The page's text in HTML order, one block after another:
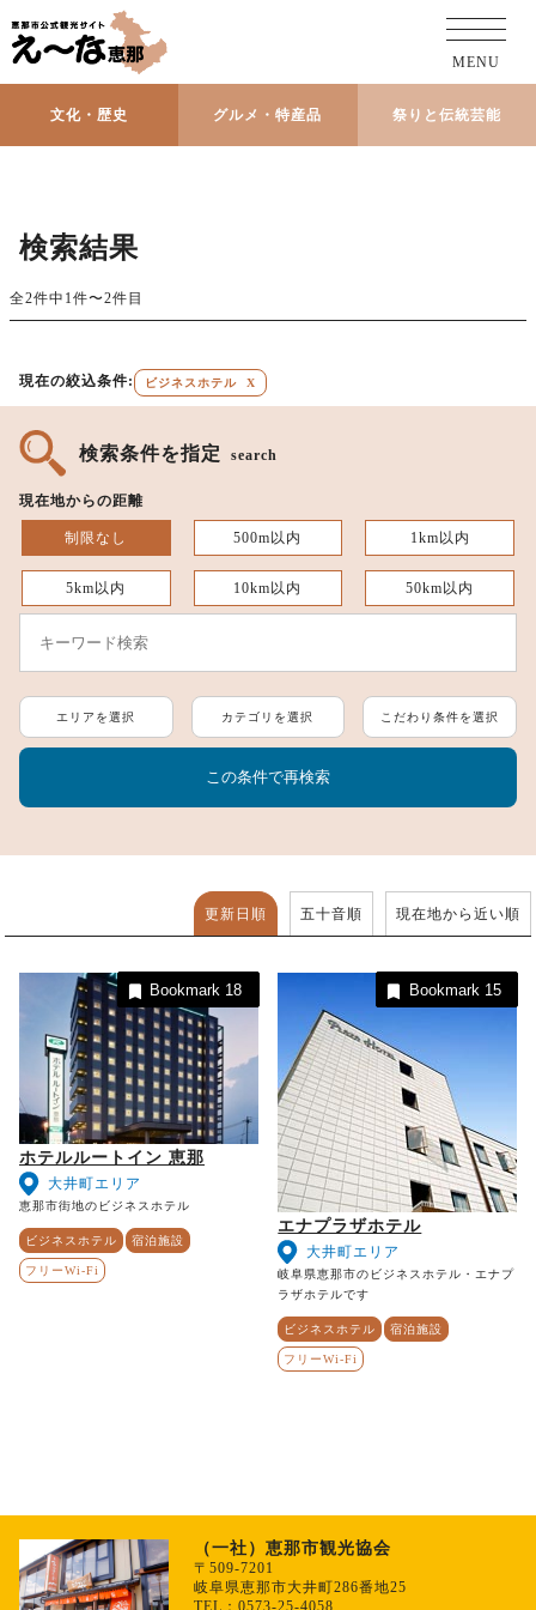
文化・歴史 グルメ・特産品 祭りと伝統芸能
MENU
検索結果
全2件中1件〜2件目
ホテルルートイン 恵那
大井町エリア
恵那市街地のビジネスホテル
ビジネスホテル 宿泊施設
フリーWi-Fi
Bookmark 18
エナプラザホテル
大井町エリア
岐阜県恵那市のビジネスホテル・エナプ
ラザホテルです
ビジネスホテル 宿泊施設
フリーWi-Fi
Bookmark 15
現在の絞込条件: ビジネスホテル X
検索条件を指定 search
現在地からの距離
制限なし 500m以内 1km以内
5km以内 10km以内 50km以内
エリアを選択 カテゴリを選択 こだわり条件を選択
更新日順 五十音順 現在地から近い順
（一社）恵那市観光協会
〒509-7201
岐阜県恵那市大井町286番地25
TEL：0573-25-4058